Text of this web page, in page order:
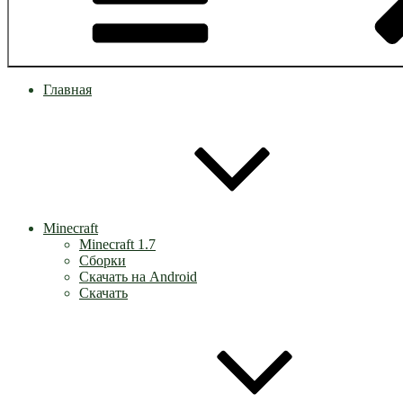
Главная
Minecraft
Minecraft 1.7
Сборки
Скачать на Android
Скачать